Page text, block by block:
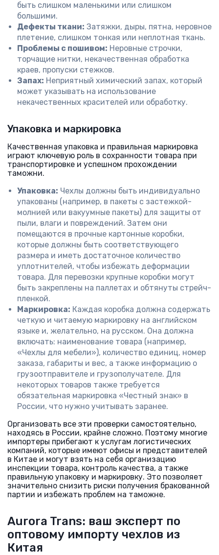
быть слишком маленькими или слишком
большими.
Дефекты ткани: Затяжки, дыры, пятна, неровное
плетение, слишком тонкая или неплотная ткань.
Проблемы с пошивом: Неровные строчки,
торчащие нитки, некачественная обработка
краев, пропуски стежков.
Запах: Неприятный химический запах, который
может указывать на использование
некачественных красителей или обработку.
Упаковка и маркировка
Качественная упаковка и правильная маркировка
играют ключевую роль в сохранности товара при
транспортировке и успешном прохождении
таможни.
Упаковка: Чехлы должны быть индивидуально
упакованы (например, в пакеты с застежкой-
молнией или вакуумные пакеты) для защиты от
пыли, влаги и повреждений. Затем они
помещаются в прочные картонные коробки,
которые должны быть соответствующего
размера и иметь достаточное количество
уплотнителей, чтобы избежать деформации
товара. Для перевозки крупные коробки могут
быть закреплены на паллетах и обтянуты стрейч-
пленкой.
Маркировка: Каждая коробка должна содержать
четкую и читаемую маркировку на английском
языке и, желательно, на русском. Она должна
включать: наименование товара (например,
«Чехлы для мебели»), количество единиц, номер
заказа, габариты и вес, а также информацию о
грузоотправителе и грузополучателе. Для
некоторых товаров также требуется
обязательная маркировка «Честный знак» в
России, что нужно учитывать заранее.
Организовать все эти проверки самостоятельно,
находясь в России, крайне сложно. Поэтому многие
импортеры прибегают к услугам логистических
компаний, которые имеют офисы и представителей
в Китае и могут взять на себя организацию
инспекции товара, контроль качества, а также
правильную упаковку и маркировку. Это позволяет
значительно снизить риски получения бракованной
партии и избежать проблем на таможне.
Aurora Trans: ваш эксперт по
оптовому импорту чехлов из
Китая